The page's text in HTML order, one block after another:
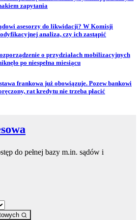
zapytania
asesorzy do likwidacji? W Komisji
analiza, czy ich zastąpić
o przydziałach mobilizacyjnych
po niespełna miesiącu
frankowa już obowiązuje. Pozew bankowi
rat kredytu nie trzeba płacić
do pełnej bazy m.in. sądów i